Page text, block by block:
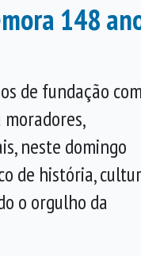
148
de fundação
neste domingo
de história,
o orgulho da